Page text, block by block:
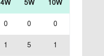
4W 5W 10W
0 0 0
1 5 1